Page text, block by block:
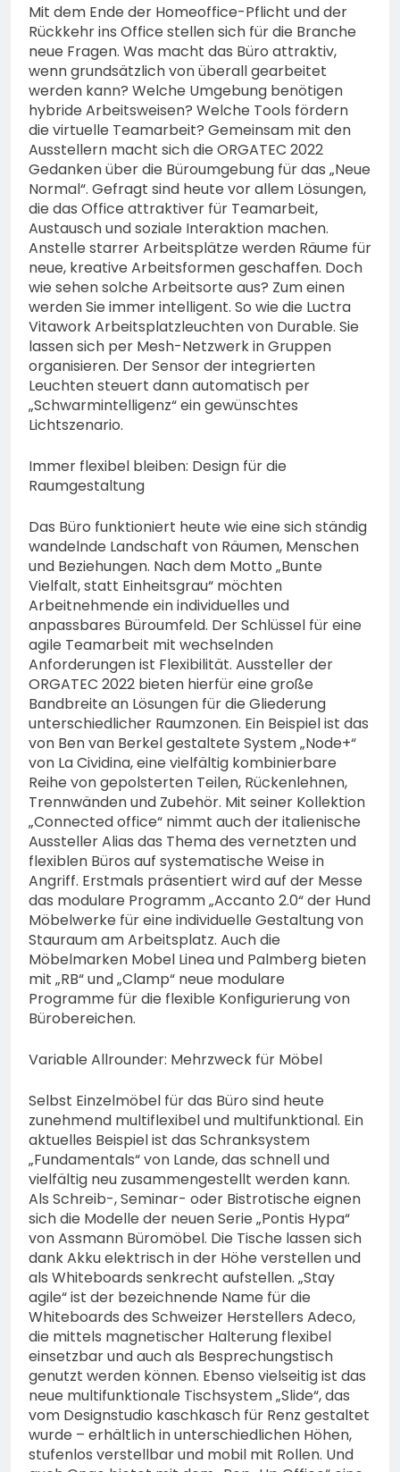
Mit dem Ende der Homeoffice-Pflicht und der
Rückkehr ins Office stellen sich für die Branche
neue Fragen. Was macht das Büro attraktiv,
wenn grundsätzlich von überall gearbeitet
werden kann? Welche Umgebung benötigen
hybride Arbeitsweisen? Welche Tools fördern
die virtuelle Teamarbeit? Gemeinsam mit den
Ausstellern macht sich die ORGATEC 2022
Gedanken über die Büroumgebung für das „Neue
Normal“. Gefragt sind heute vor allem Lösungen,
die das Office attraktiver für Teamarbeit,
Austausch und soziale Interaktion machen.
Anstelle starrer Arbeitsplätze werden Räume für
neue, kreative Arbeitsformen geschaffen. Doch
wie sehen solche Arbeitsorte aus? Zum einen
werden Sie immer intelligent. So wie die Luctra
Vitawork Arbeitsplatzleuchten von Durable. Sie
lassen sich per Mesh-Netzwerk in Gruppen
organisieren. Der Sensor der integrierten
Leuchten steuert dann automatisch per
„Schwarmintelligenz“ ein gewünschtes
Lichtszenario.
Immer flexibel bleiben: Design für die
Raumgestaltung
Das Büro funktioniert heute wie eine sich ständig
wandelnde Landschaft von Räumen, Menschen
und Beziehungen. Nach dem Motto „Bunte
Vielfalt, statt Einheitsgrau“ möchten
Arbeitnehmende ein individuelles und
anpassbares Büroumfeld. Der Schlüssel für eine
agile Teamarbeit mit wechselnden
Anforderungen ist Flexibilität. Aussteller der
ORGATEC 2022 bieten hierfür eine große
Bandbreite an Lösungen für die Gliederung
unterschiedlicher Raumzonen. Ein Beispiel ist das
von Ben van Berkel gestaltete System „Node+“
von La Cividina, eine vielfältig kombinierbare
Reihe von gepolsterten Teilen, Rückenlehnen,
Trennwänden und Zubehör. Mit seiner Kollektion
„Connected office“ nimmt auch der italienische
Aussteller Alias das Thema des vernetzten und
flexiblen Büros auf systematische Weise in
Angriff. Erstmals präsentiert wird auf der Messe
das modulare Programm „Accanto 2.0“ der Hund
Möbelwerke für eine individuelle Gestaltung von
Stauraum am Arbeitsplatz. Auch die
Möbelmarken Mobel Linea und Palmberg bieten
mit „RB“ und „Clamp“ neue modulare
Programme für die flexible Konfigurierung von
Bürobereichen.
Variable Allrounder: Mehrzweck für Möbel
Selbst Einzelmöbel für das Büro sind heute
zunehmend multiflexibel und multifunktional. Ein
aktuelles Beispiel ist das Schranksystem
„Fundamentals“ von Lande, das schnell und
vielfältig neu zusammengestellt werden kann.
Als Schreib-, Seminar- oder Bistrotische eignen
sich die Modelle der neuen Serie „Pontis Hypa“
von Assmann Büromöbel. Die Tische lassen sich
dank Akku elektrisch in der Höhe verstellen und
als Whiteboards senkrecht aufstellen. „Stay
agile“ ist der bezeichnende Name für die
Whiteboards des Schweizer Herstellers Adeco,
die mittels magnetischer Halterung flexibel
einsetzbar und auch als Besprechungstisch
genutzt werden können. Ebenso vielseitig ist das
neue multifunktionale Tischsystem „Slide“, das
vom Designstudio kaschkasch für Renz gestaltet
wurde – erhältlich in unterschiedlichen Höhen,
stufenlos verstellbar und mobil mit Rollen. Und